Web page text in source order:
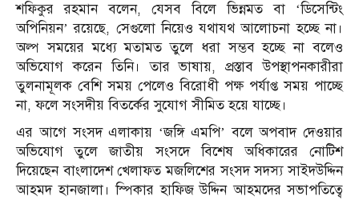
শফিকুর রহমান বলেন, যেসব বিলে ভিন্নমত বা ‘ডিসেন্টিং
অপিনিয়ন’ রয়েছে, সেগুলো নিয়েও যথাযথ আলোচনা হচ্ছে না।
অল্প সময়ের মধ্যে মতামত তুলে ধরা সম্ভব হচ্ছে না বলেও
অভিযোগ করেন তিনি। তার ভাষায়, প্রস্তাব উপস্থাপনকারীরা
তুলনামূলক বেশি সময় পেলেও বিরোধী পক্ষ পর্যাপ্ত সময় পাচ্ছে
না, ফলে সংসদীয় বিতর্কের সুযোগ সীমিত হয়ে যাচ্ছে।
এর আগে সংসদ এলাকায় ‘জঙ্গি এমপি’ বলে অপবাদ দেওয়ার
অভিযোগ তুলে জাতীয় সংসদে বিশেষ অধিকারের নোটিশ
দিয়েছেন বাংলাদেশ খেলাফত মজলিশের সংসদ সদস্য সাইদউদ্দিন
আহমদ হানজালা। স্পিকার হাফিজ উদ্দিন আহমদের সভাপতিত্বে